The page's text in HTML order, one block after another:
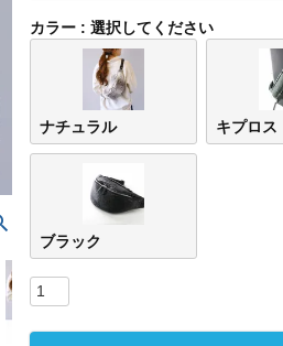
カラー 選択してください
ナチュラル キプロス
ブラック